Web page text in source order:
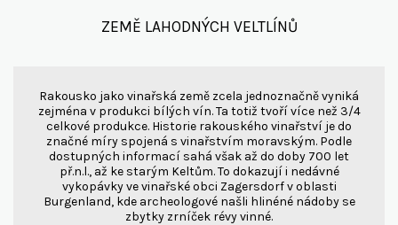
ZEMĚ LAHODNÝCH VELTLÍNŮ
Rakousko jako vinařská země zcela jednoznačně vyniká
zejména v produkci bílých vín. Ta totiž tvoří více než 3/4
celkové produkce. Historie rakouského vinařství je do
značné míry spojená s vinařstvím moravským. Podle
dostupných informací sahá však až do doby 700 let
př.n.l., až ke starým Keltům. To dokazují i nedávné
vykopávky ve vinařské obci Zagersdorf v oblasti
Burgenland, kde archeologové našli hlinéné nádoby se
zbytky zrníček révy vinné.